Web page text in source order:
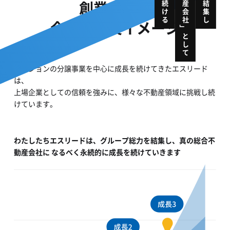
」
として
創業からの
今後の成長イメージ
マンションの分譲事業を中心に成長を続けてきたエスリード
は、
上場企業としての信頼を強みに、様々な不動産領域に挑戦し続
けています。
わたしたちエスリードは、グループ総力を結集し、真の総合不
動産会社に なるべく永続的に成長を続けていきます